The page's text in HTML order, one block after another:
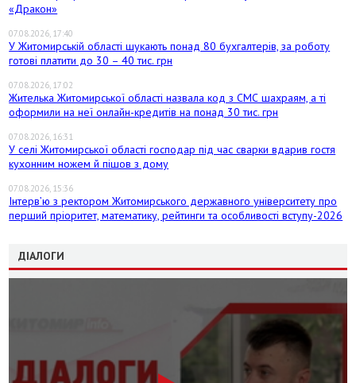
«Дракон»
07.08.2026, 17:40
У Житомирській області шукають понад 80 бухгалтерів, за роботу
готові платити до 30 – 40 тис. грн
07.08.2026, 17:02
Жителька Житомирської області назвала код з СМС шахраям, а ті
оформили на неї онлайн-кредитів на понад 30 тис. грн
07.08.2026, 16:31
У селі Житомирської області господар під час сварки вдарив гостя
кухонним ножем й пішов з дому
07.08.2026, 15:36
Інтерв’ю з ректором Житомирського державного університету про
перший пріоритет, математику, рейтинги та особливості вступу-2026
ДІАЛОГИ